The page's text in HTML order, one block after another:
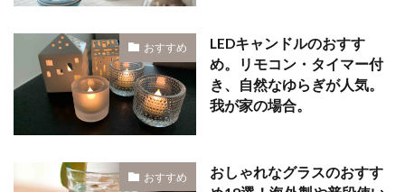
おすすめ
LEDキャンドルのおすす
め。リモコン・タイマー付
き、自然なゆらぎが人気。
我が家の場合。
おすすめ
おしゃれなグラスのおすす